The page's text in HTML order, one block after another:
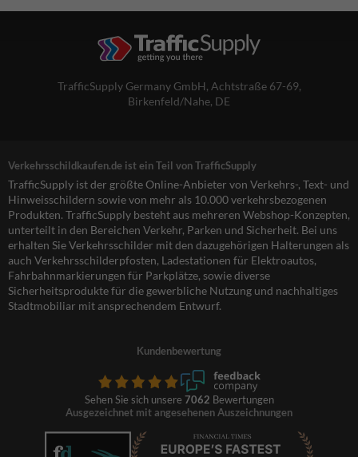
TrafficSupply Germany GmbH, Achtstraße 67-69,
Birkenfeld/Nahe, DE
Verkehrsschildkaufen.de ist ein Teil von TrafficSupply
TrafficSupply ist der größte Online-Anbieter von Verkehrs-, Text- und
Hinweisschildern sowie von mehr als 10.000 verkehrsbezogenen
Produkten. TrafficSupply besteht aus mehreren Webshop-Konzepten,
unterteilt in den Bereichen Verkehr, Parken und Sicherheit. Bei uns
erhalten Sie Verkehrsschilder mit den dazugehörigen Halterungen als
auch Verkehrsschilderpfosten, Ladestationen für Elektroautos,
Fahrbahnmarkierungen für Parkplätze, sowie diverse
Sicherheitsprodukte für die gewerbliche Nutzung und nachhaltiges
Stadtmobiliar mit ansprechendem Entwurf.
Kundenbewertung
Sehen Sie sich unsere 7062 Bewertungen
Ausgezeichnet mit angesehenen Auszeichnungen